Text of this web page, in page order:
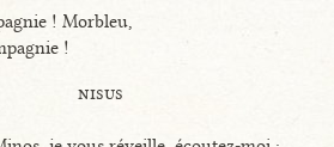
! Morbleu,
!
nisus